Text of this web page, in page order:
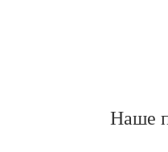
Наше